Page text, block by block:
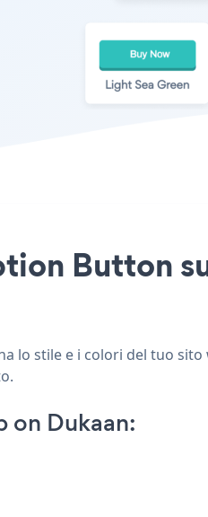
Button
lo stile e i colori del tuo
on Dukaan: